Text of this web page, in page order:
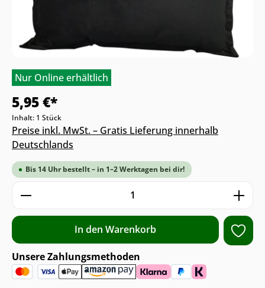
Nur Online erhältlich
5,95 €*
Inhalt: 1 Stück
Preise inkl. MwSt. – Gratis Lieferung innerhalb
Deutschlands
Bis 14 Uhr bestellt – in 1–2 Werktagen bei dir!
Produkt Anzahl: Gib den
In den Warenkorb
Unsere Zahlungsmethoden